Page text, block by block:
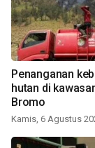
Penanganan
hutan di
Bromo
Kamis, 6 Agustus